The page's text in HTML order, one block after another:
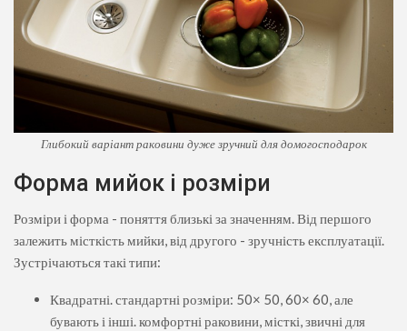
Глибокий варіант раковини дуже зручний для домогосподарок
Форма мийок і розміри
Розміри і форма - поняття близькі за значенням. Від першого
залежить місткість мийки, від другого - зручність експлуатації.
Зустрічаються такі типи:
Квадратні. стандартні розміри: 50× 50, 60× 60, але
бувають і інші. комфортні раковини, місткі, звичні для